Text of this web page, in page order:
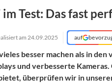
im Test: Das fast
am24.09.2025 auf
besser machen als in
und verbesserte Kameras.
überprüfen wir in